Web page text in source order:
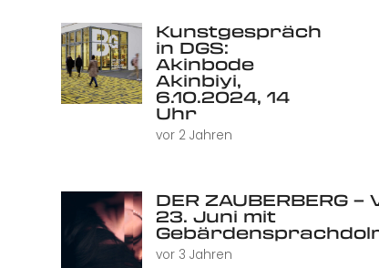
Kunstgespräch
in DGS:
Akinbode
Akinbiyi,
6.10.2024, 14
Uhr
vor 2 Jahren
DER ZAUBERBERG
23. Juni mit
vor 3 Jahren